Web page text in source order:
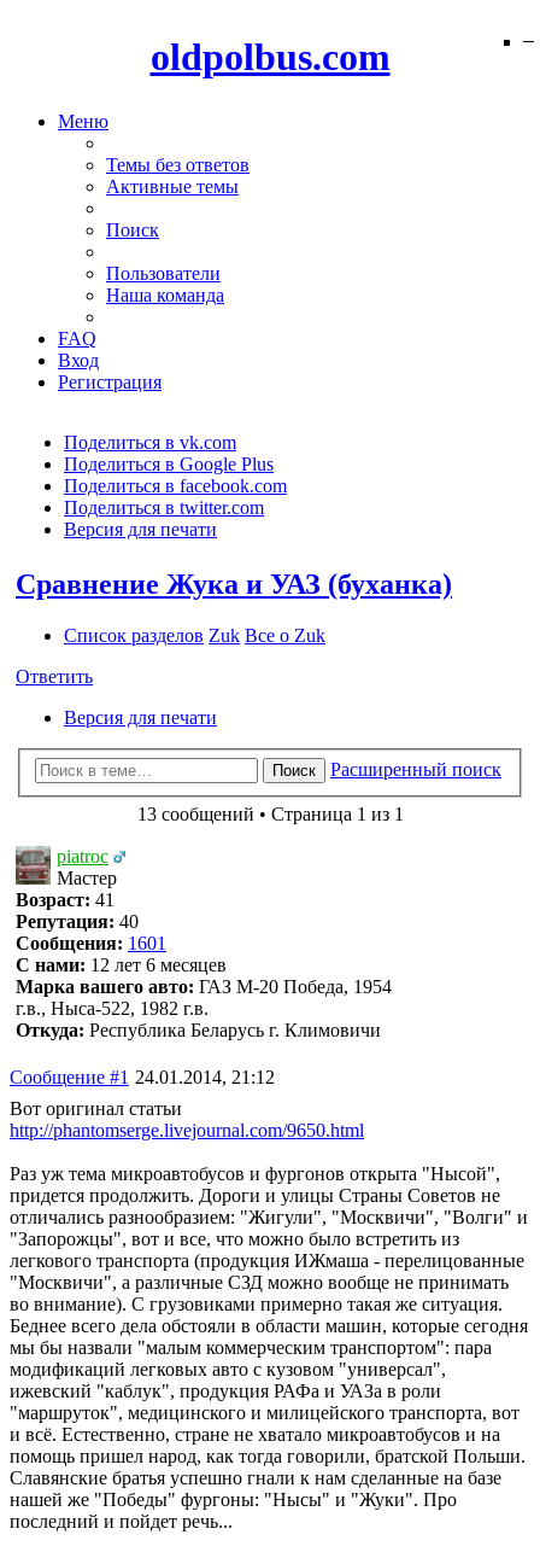
oldpolbus.com
Меню
Темы без ответов
Активные темы
Поиск
Пользователи
Наша команда
FAQ
Вход
Регистрация
Поделиться в vk.com
Поделиться в Google Plus
Поделиться в facebook.com
Поделиться в twitter.com
Версия для печати
Сравнение Жука и УАЗ (буханка)
Список разделов Zuk Все о Zuk
Ответить
Версия для печати
Поиск Расширенный поиск
13 сообщений • Страница 1 из 1
piatroc
Мастер
Возраст: 41
Репутация: 40
Сообщения: 1601
С нами: 12 лет 6 месяцев
Марка вашего авто: ГАЗ М-20 Победа, 1954
г.в., Ныса-522, 1982 г.в.
Откуда: Республика Беларусь г. Климовичи
−
Сообщение #1 24.01.2014, 21:12
Вот оригинал статьи
http://phantomserge.livejournal.com/9650.html
Раз уж тема микроавтобусов и фургонов открыта "Нысой",
придется продолжить. Дороги и улицы Страны Советов не
отличались разнообразием: "Жигули", "Москвичи", "Волги" и
"Запорожцы", вот и все, что можно было встретить из
легкового транспорта (продукция ИЖмаша - перелицованные
"Москвичи", а различные СЗД можно вообще не принимать
во внимание). С грузовиками примерно такая же ситуация.
Беднее всего дела обстояли в области машин, которые сегодня
мы бы назвали "малым коммерческим транспортом": пара
модификаций легковых авто с кузовом "универсал",
ижевский "каблук", продукция РАФа и УАЗа в роли
"маршруток", медицинского и милицейского транспорта, вот
и всё. Естественно, стране не хватало микроавтобусов и на
помощь пришел народ, как тогда говорили, братской Польши.
Славянские братья успешно гнали к нам сделанные на базе
нашей же "Победы" фургоны: "Нысы" и "Жуки". Про
последний и пойдет речь...
−
−
−
−
−
−
−
−
−
−
−
−